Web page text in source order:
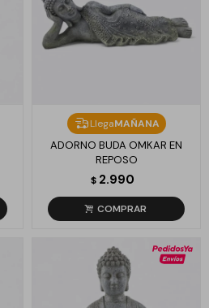
LlegaMAÑANA
ADORNO BUDA OMKAR EN
REPOSO
$ 2.990